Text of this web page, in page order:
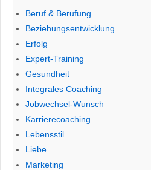
Beruf & Berufung
Beziehungsentwicklung
Erfolg
Expert-Training
Gesundheit
Integrales Coaching
Jobwechsel-Wunsch
Karrierecoaching
Lebensstil
Liebe
Marketing